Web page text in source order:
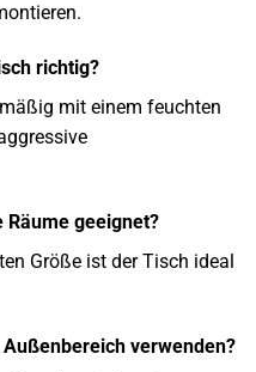
richtig?
mit einem feuchten
geeignet?
Größe ist der Tisch ideal
verwenden?